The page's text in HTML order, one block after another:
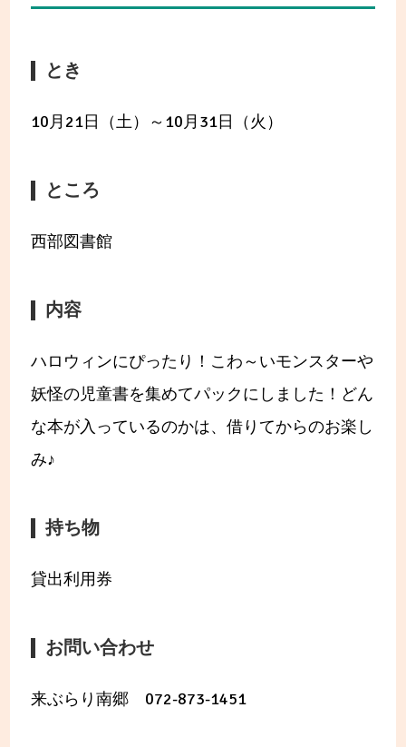
とき
10月21日（土）～10月31日（火）
ところ
西部図書館
内容
ハロウィンにぴったり！こわ～いモンスターや
妖怪の児童書を集めてパックにしました！どん
な本が入っているのかは、借りてからのお楽し
み♪
持ち物
貸出利用券
お問い合わせ
来ぶらり南郷 072-873-1451